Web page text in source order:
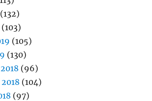
(132)
(103)
(105)
(130)
(96)
(104)
(97)